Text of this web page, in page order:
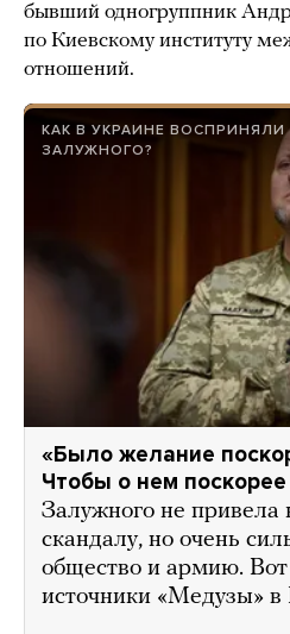
бывший одногруппник
по Киевскому институту
отношений.
КАК В УКРАИНЕ ВОСПРИНЯЛИ
ЗАЛУЖНОГО?
«Было желание
Чтобы о нем
Залужного не привела
скандалу, но очень
общество и армию.
источники «Медузы» в